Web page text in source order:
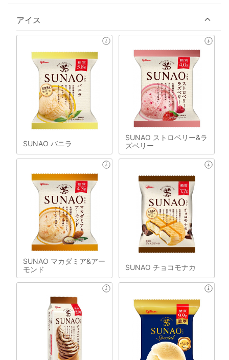
アイス
SUNAO バニラ
SUNAO ストロベリー&ラ
ズベリー
SUNAO マカダミア&アー
モンド
SUNAO チョコモナカ